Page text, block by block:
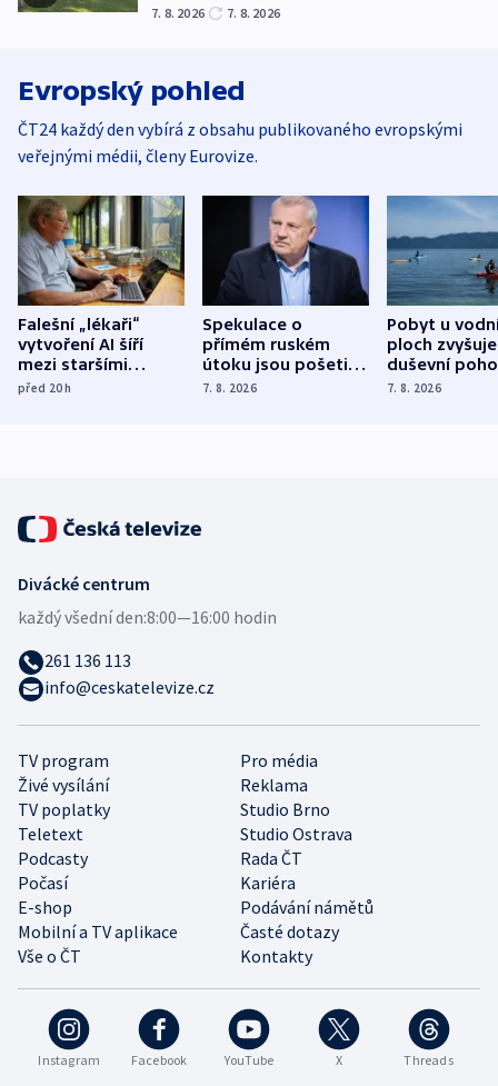
7. 8. 2026 7. 8. 2026
Evropský pohled
ČT24 každý den vybírá z obsahu publikovaného evropskými
veřejnými médii, členy Eurovize.
Falešní „lékaři“
vytvoření AI šíří
mezi staršími
Poláky nebezpečné
před 20h
Spekulace o
přímém ruském
útoku jsou pošetilé,
míní estonský
7. 8. 2026
Pobyt u
ploch zvyšuje
duševní
ukázala
7. 8. 2026
Instagram Facebook YouTube X Threads
TV program
Pro média
Živé vysílání
Reklama
TV poplatky
Studio Brno
Teletext
Studio Ostrava
Podcasty
Rada ČT
Počasí
Kariéra
E-shop
Podávání námětů
Mobilní a TV aplikace
Časté dotazy
Vše o ČT
Kontakty
Divácké centrum
každý všední den:8:00—16:00 hodin
261 136 113
info@ceskatelevize.cz